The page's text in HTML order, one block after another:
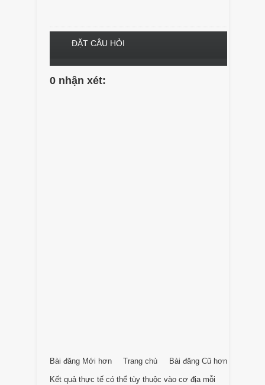
ĐẶT CÂU HỎI
0 nhận xét:
Bài đăng Mới hơn Bài đăng Cũ hơn
Trang chủ
Kết quả thực tế có thể tùy thuộc vào cơ địa mỗi